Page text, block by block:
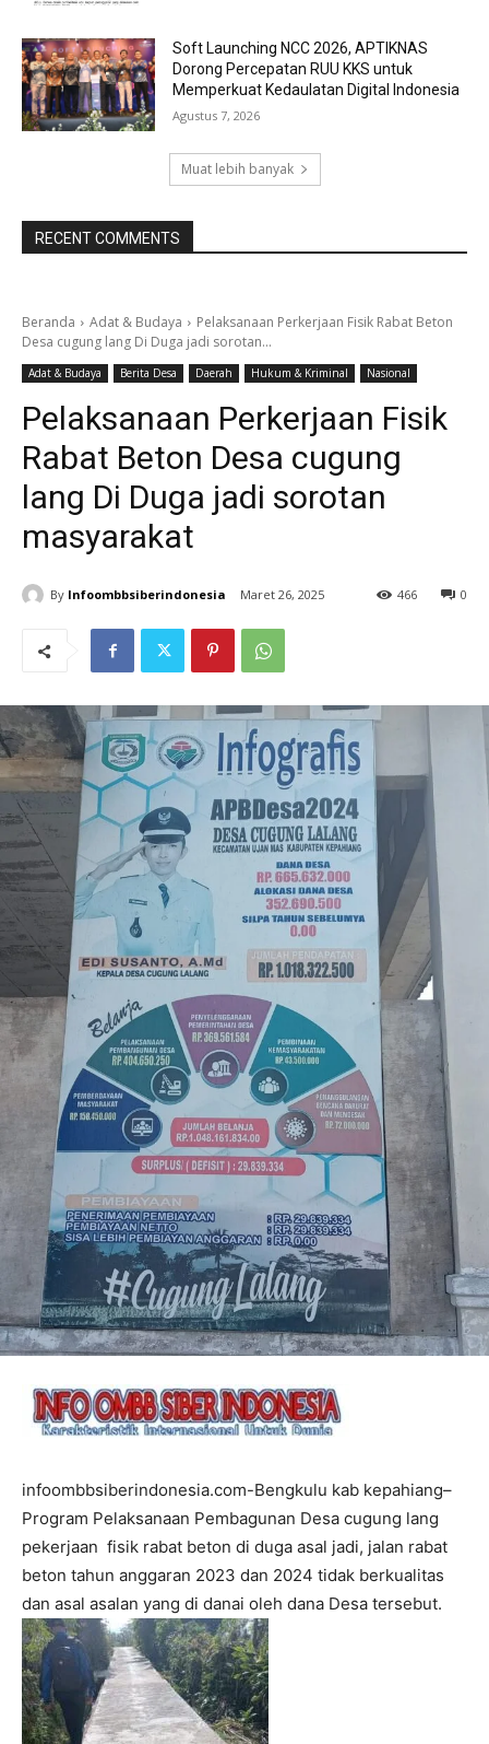
Soft Launching NCC 2026, APTIKNAS
Dorong Percepatan RUU KKS untuk
Memperkuat Kedaulatan Digital Indonesia
Agustus 7, 2026
Muat lebih banyak
RECENT COMMENTS